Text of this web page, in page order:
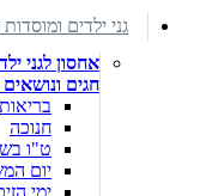
גני ילדים ומוסדות
אחסון לגני
חגים
בריאות
חנוכה
ט"ו
יום
ימי